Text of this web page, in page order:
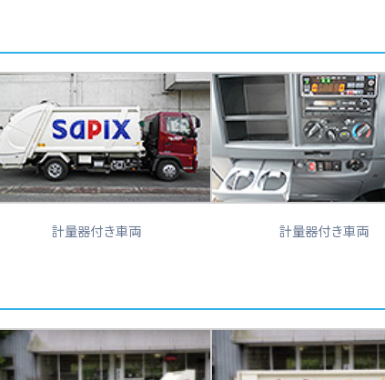
計量器付き車両 計量器付き車両